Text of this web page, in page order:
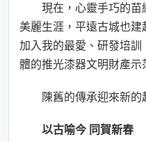
現在，心靈手巧的
美麗生涯，平遠古城也
加入我的最愛、研發培
體的推光漆器文明財產示
陳舊的傳承迎來新的
以古喻今 同賀新春